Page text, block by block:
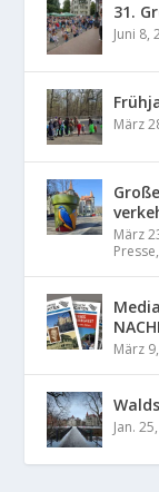
31.
Juni 8,
März
März
Presse,
März
Jan.